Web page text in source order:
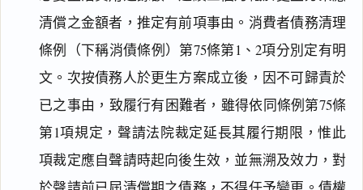
清償之金額者，推定有前項事由。消費者債務清理
條例（下稱消債條例）第75條第1、2項分別定有明
文。次按債務人於更生方案成立後，因不可歸責於
已之事由，致履行有困難者，雖得依同條例第75條
第1項規定，聲請法院裁定延長其履行期限，惟此
項裁定應自聲請時起向後生效，並無溯及效力，對